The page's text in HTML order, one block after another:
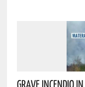
Grave Incendio